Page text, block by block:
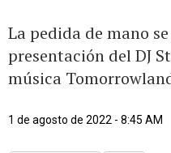
La pedida de mano
presentación del DJ
música
1 de agosto de 2022 - 8:45 AM